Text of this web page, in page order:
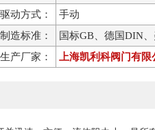
驱动方式：
手动
制造标准：
国标GB、德国DIN
生产厂家： 上海凯利科阀门有限